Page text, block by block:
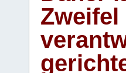
Zweifel